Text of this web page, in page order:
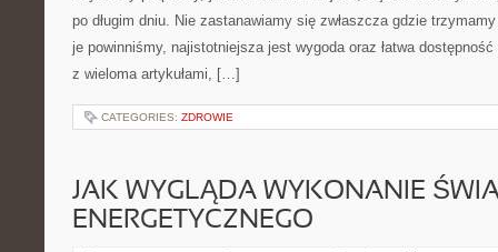
po długim dniu. Nie zastanawiamy się zwłaszcza gdzie
je powinniśmy, najistotniejsza jest wygoda oraz łatwa
z wieloma artykułami, […]
CATEGORIES: ZDROWIE
JAK WYGLĄDA WYKONANIE
ENERGETYCZNEGO